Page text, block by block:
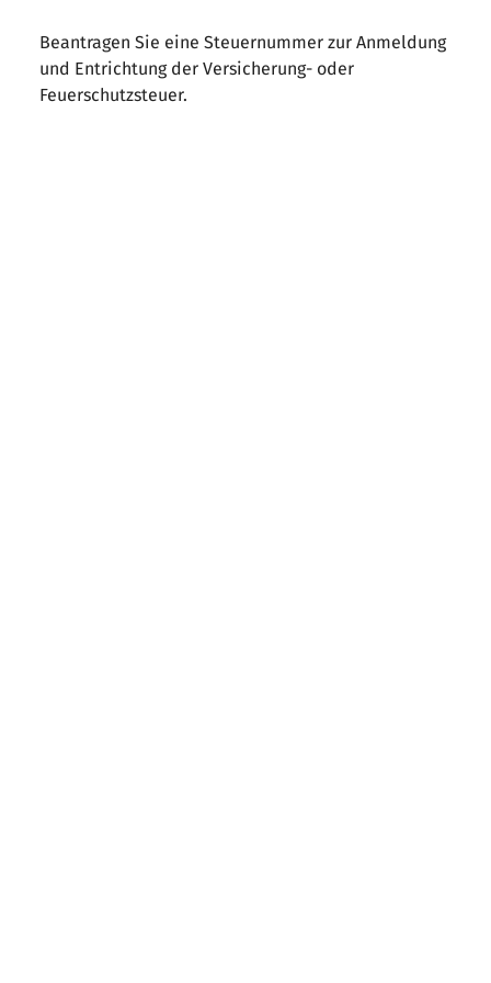
Beantragen Sie eine Steuernummer zur Anmeldung
und Entrichtung der Versicherung- oder
Feuerschutzsteuer.